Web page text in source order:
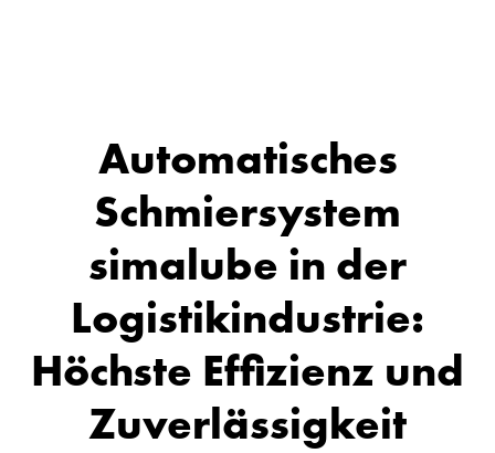
Automatisches
Schmiersystem
simalube in der
Logistikindustrie:
Höchste Effizienz und
Zuverlässigkeit